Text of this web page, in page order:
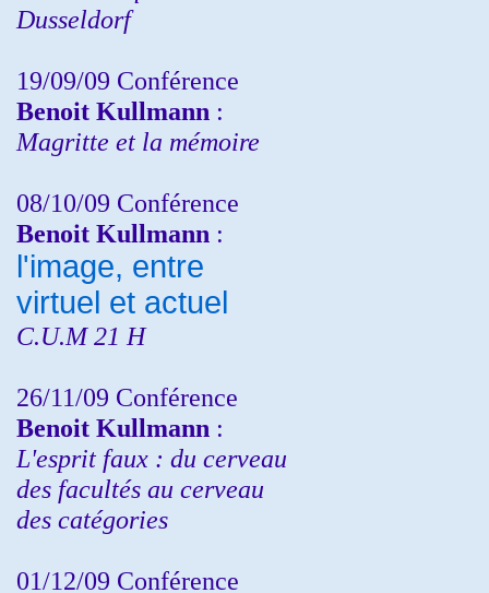
Dusseldorf
19/09/09 Conférence
Benoit Kullmann :
Magritte et la mémoire
08/10/09 Conférence
Benoit Kullmann :
l'image, entre
virtuel et actuel
C.U.M 21 H
26/11/09 Conférence
Benoit Kullmann :
L'esprit faux : du cerveau
des facultés au cerveau
des catégories
01/12/09 Conférence